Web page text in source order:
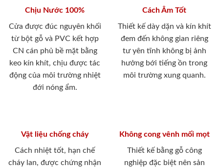
Chịu Nước 100%
Cửa được đúc nguyên khối
từ bột gỗ và PVC kết hợp
CN cán phủ bề mặt bằng
keo kín khít, chịu được tác
động của môi trường nhiệt
đới nóng ẩm.
Cách Âm Tốt
Thiết kế dày dặn và kín khít
đem đến không gian riêng
tư yên tĩnh không bị ảnh
hưởng bới tiếng ồn trong
môi trường xung quanh.
Vật liệu chống cháy
Cách nhiệt tốt, hạn chế
cháy lan, được chứng nhận
Không cong vênh mối mọt
Thiết kế bằng gỗ công
nghiệp đặc biệt nên sản